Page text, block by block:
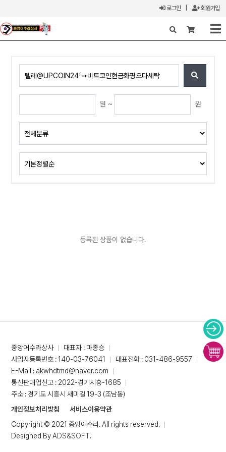
로그인 회원가입
X
원 ~ 원
등록된 상품이 없습니다.
중앙어수라상사
대표자 : 마종승
사업자등록번호 : 140-03-76041
대표전화 : 031-486-9557
E-Mail : akwhdtmd@naver.com
통신판매업신고 : 2022-경기시흥-1685
주소 : 경기도 시흥시 새미길 19-3 (조남동)
개인정보처리방침
서비스이용약관
Copyright © 2021 중앙어수라. All rights reserved.
Designed ByADS&SOFT.